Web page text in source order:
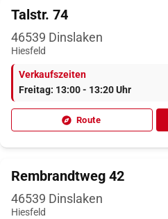
Talstr. 74
46539 Dinslaken
Hiesfeld
Verkaufszeiten
Freitag: 13:00 - 13:20 Uhr
Route
Rembrandtweg 42
46539 Dinslaken
Hiesfeld